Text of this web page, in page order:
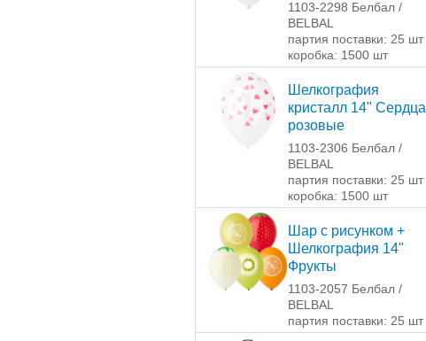
1103-2298 Белбал /
BELBAL
партия поставки: 25 шт
коробка: 1500 шт
Шелкография
кристалл 14" Сердца
розовые
1103-2306 Белбал /
BELBAL
партия поставки: 25 шт
коробка: 1500 шт
Шар с рисунком +
Шелкография 14"
Фрукты
1103-2057 Белбал /
BELBAL
партия поставки: 25 шт